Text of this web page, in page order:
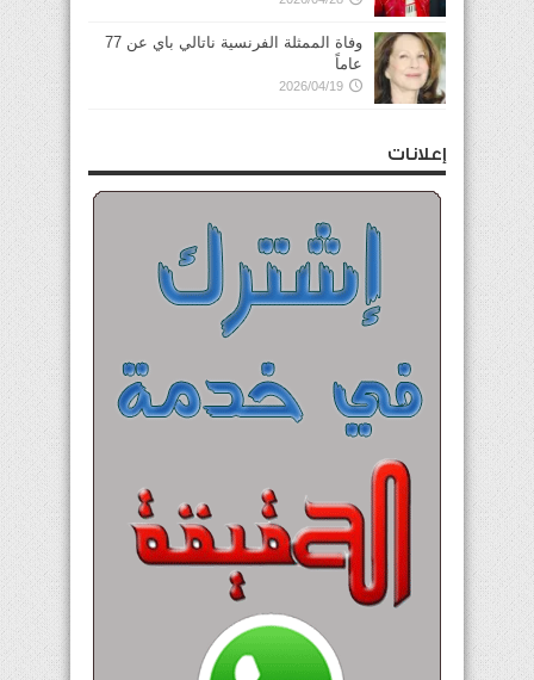
وفاة الممثلة الفرنسية ناتالي باي عن 77
عاماً
2026/04/19
إعلانات